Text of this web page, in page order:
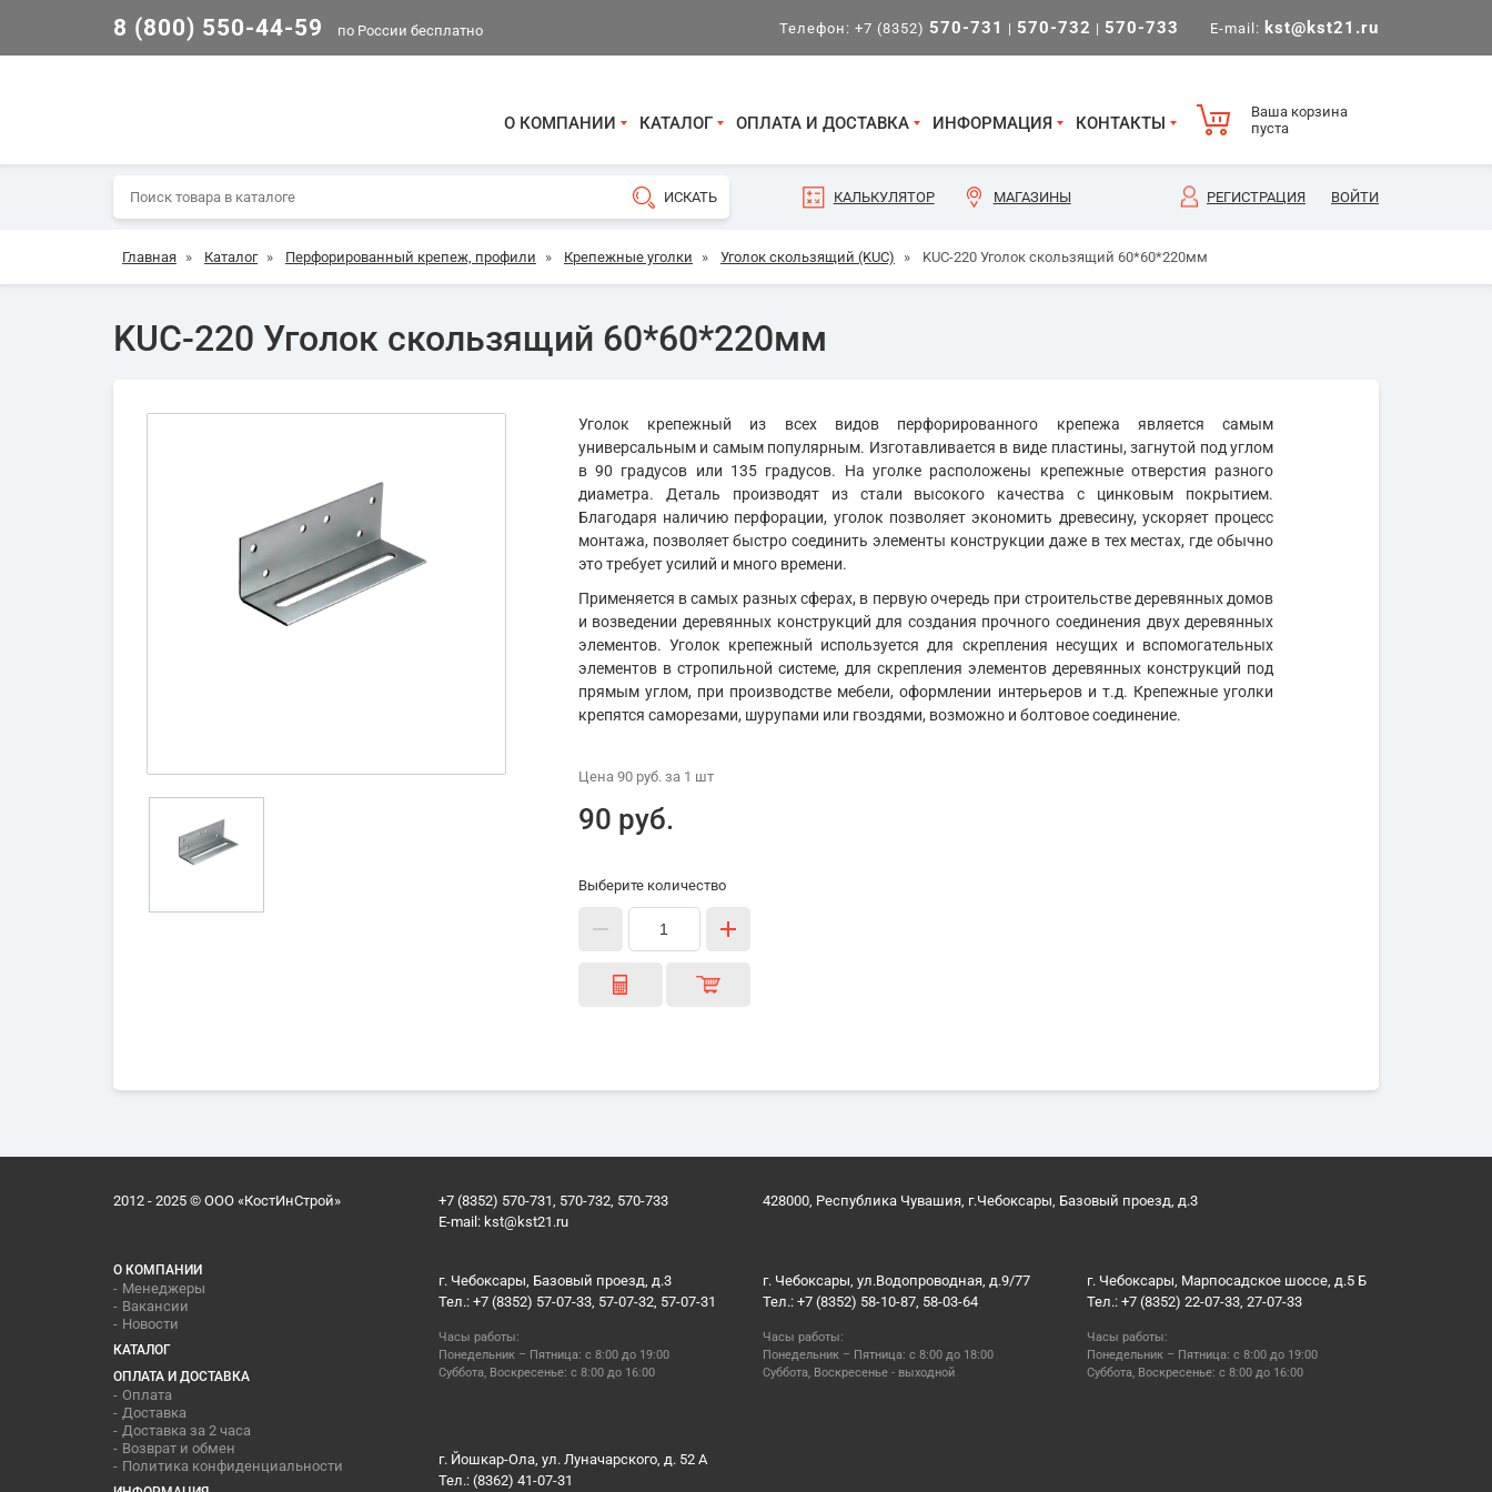
8 (800) 550-44-59 по России бесплатно Телефон: +7 (8352) 570-731 | 570-732 | 570-733 E-mail: kst@kst21.ru
О КОМПАНИИ КАТАЛОГ ОПЛАТА И ДОСТАВКА ИНФОРМАЦИЯ КОНТАКТЫ
Ваша корзина
пуста
КАЛЬКУЛЯТОР МАГАЗИНЫ РЕГИСТРАЦИЯ ВОЙТИ
Главная » Каталог » Перфорированный крепеж, профили » Крепежные уголки » Уголок скользящий (KUC) » KUC-220 Уголок скользящий 60*60*220мм
KUC-220 Уголок скользящий 60*60*220мм
Уголок крепежный из всех видов перфорированного крепежа является самым
универсальным и самым популярным. Изготавливается в виде пластины, загнутой под углом
в 90 градусов или 135 градусов. На уголке расположены крепежные отверстия разного
диаметра. Деталь производят из стали высокого качества с цинковым покрытием.
Благодаря наличию перфорации, уголок позволяет экономить древесину, ускоряет процесс
монтажа, позволяет быстро соединить элементы конструкции даже в тех местах, где обычно
это требует усилий и много времени.
Применяется в самых разных сферах, в первую очередь при строительстве деревянных домов
и возведении деревянных конструкций для создания прочного соединения двух деревянных
элементов. Уголок крепежный используется для скрепления несущих и вспомогательных
элементов в стропильной системе, для скрепления элементов деревянных конструкций под
прямым углом, при производстве мебели, оформлении интерьеров и т.д. Крепежные уголки
крепятся саморезами, шурупами или гвоздями, возможно и болтовое соединение.
Цена 90 руб.за 1 шт
90 руб.
Выберите количество
2012 - 2025 © ООО «КостИнСтрой»
+7 (8352) 570-731, 570-732, 570-733
E-mail: kst@kst21.ru
428000, Республика Чувашия, г.Чебоксары, Базовый проезд, д.3
О КОМПАНИИ
Менеджеры
Вакансии
Новости
КАТАЛОГ
ОПЛАТА И ДОСТАВКА
Оплата
Доставка
Доставка за 2 часа
Возврат и обмен
Политика конфиденциальности
г. Чебоксары, Базовый проезд, д.3
Тел.: +7 (8352) 57-07-33, 57-07-32, 57-07-31
Часы работы:
Понедельник – Пятница: с 8:00 до 19:00
Суббота, Воскресенье: с 8:00 до 16:00
г. Чебоксары, ул.Водопроводная, д.9/77
Тел.: +7 (8352) 58-10-87, 58-03-64
Часы работы:
Понедельник – Пятница: с 8:00 до 18:00
Суббота, Воскресенье - выходной
г. Чебоксары, Марпосадское шоссе, д.5 Б
Тел.: +7 (8352) 22-07-33, 27-07-33
Часы работы:
Понедельник – Пятница: с 8:00 до 19:00
Суббота, Воскресенье: с 8:00 до 16:00
г. Йошкар-Ола, ул. Луначарского, д. 52 А
Тел.: (8362) 41-07-31